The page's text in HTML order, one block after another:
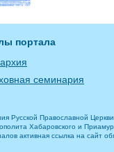
портала
семинария
Русской Православной
Хабаровского и
активная ссылка на сайт